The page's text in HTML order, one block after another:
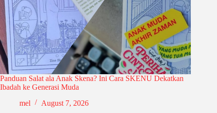
Panduan Salat ala Anak Skena? Ini Cara SKENU Dekatkan
Ibadah ke Generasi Muda
mel
August 7, 2026